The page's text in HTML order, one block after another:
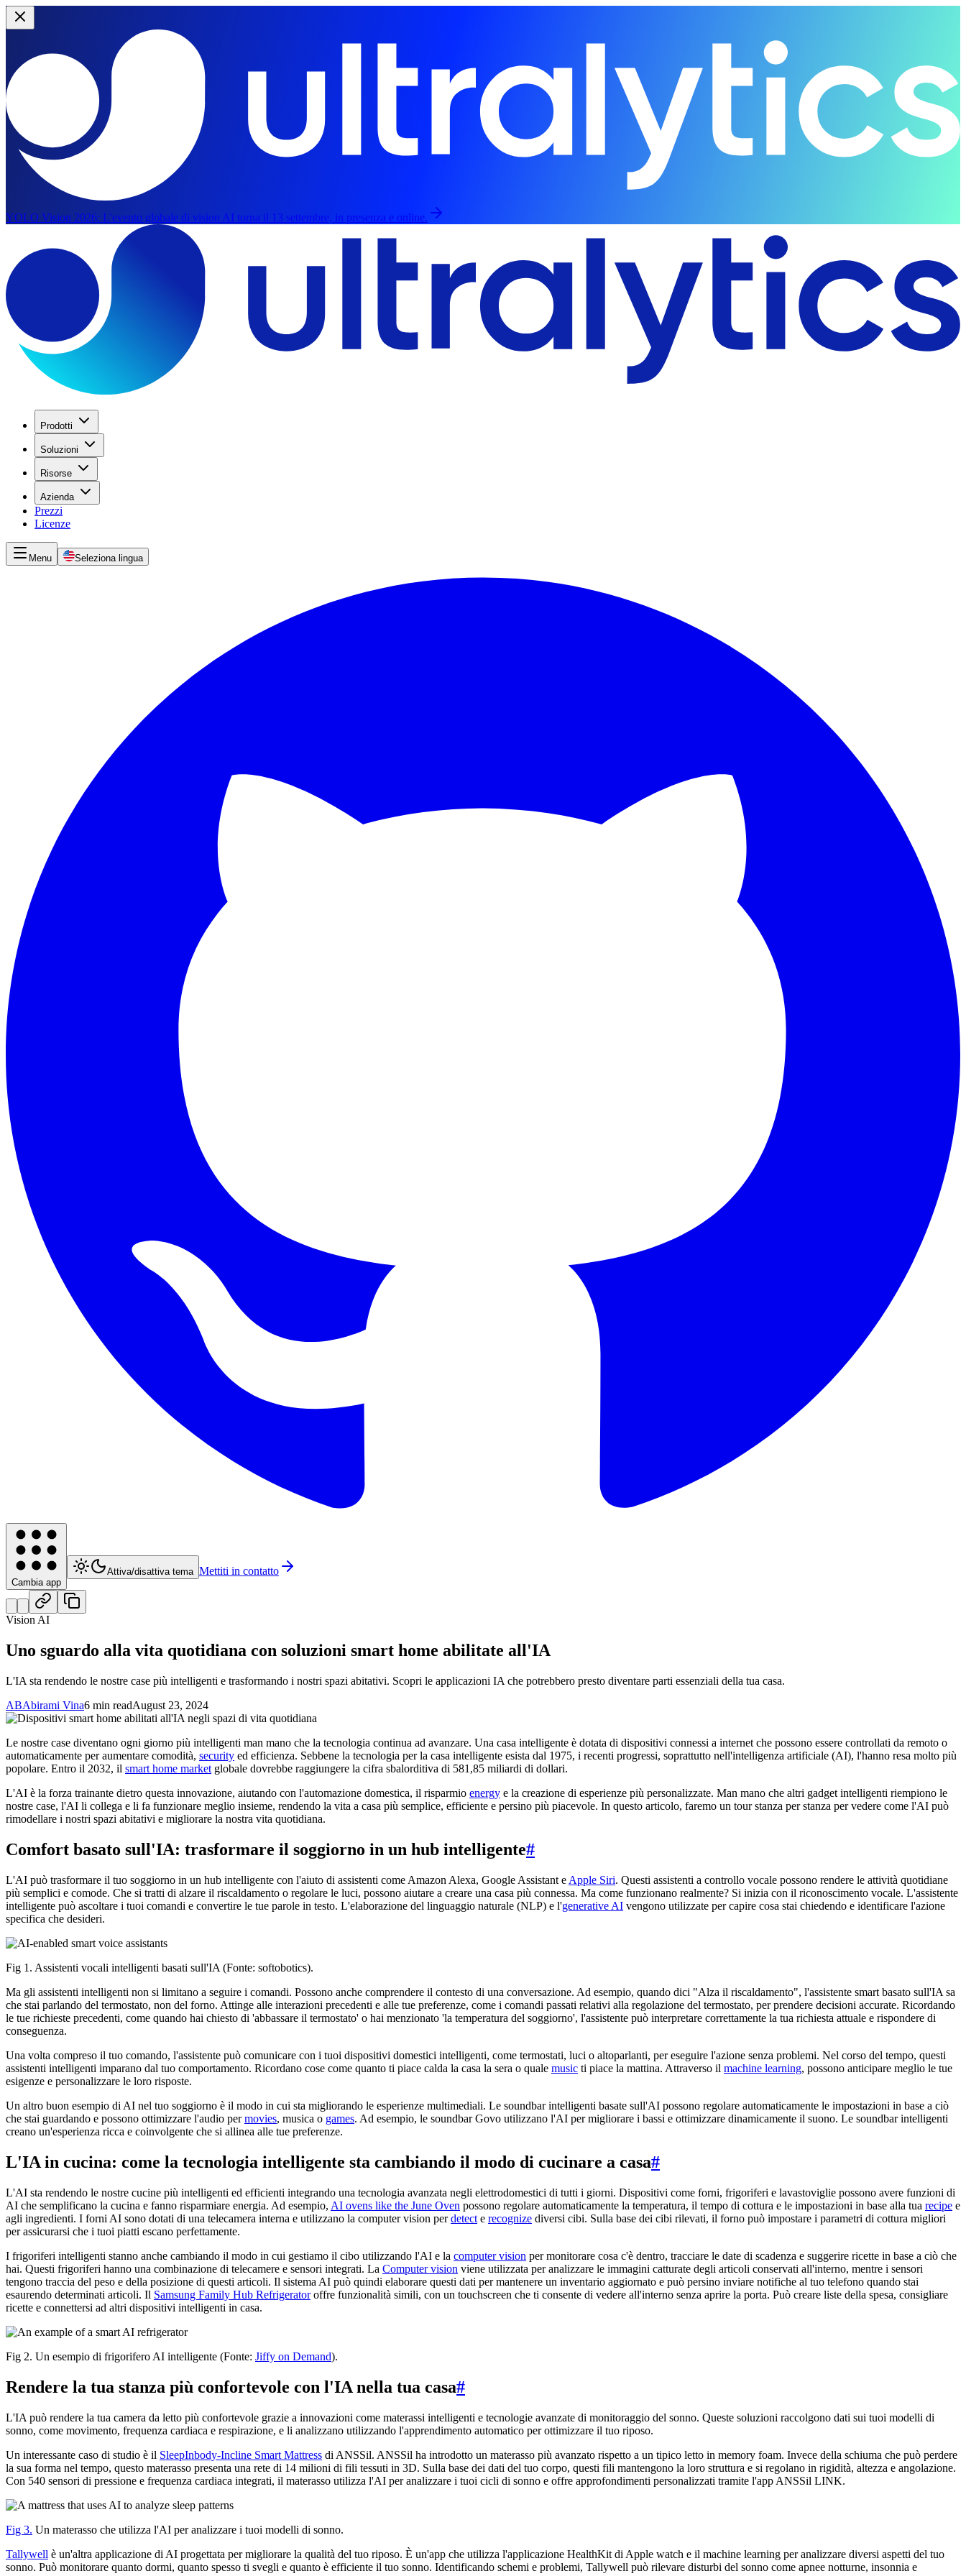
YOLO Vision 2026: L'evento globale di vision AI torna il 13 settembre, in presenza e online.
Prodotti
Soluzioni
Risorse
Azienda
Prezzi
Licenze
Menu Seleziona lingua
Cambia app
Attiva/disattiva tema Mettiti in contatto
Vision AI
Uno sguardo alla vita quotidiana con soluzioni smart home abilitate all'IA
L'IA sta rendendo le nostre case più intelligenti e trasformando i nostri spazi abitativi. Scopri le applicazioni IA che potrebbero presto diventare parti essenziali della tua casa.
ABAbirami Vina6 min readAugust 23, 2024
Le nostre case diventano ogni giorno più intelligenti man mano che la tecnologia continua ad avanzare. Una casa intelligente è dotata di dispositivi connessi a internet che possono essere controllati da remoto o
automaticamente per aumentare comodità, security ed efficienza. Sebbene la tecnologia per la casa intelligente esista dal 1975, i recenti progressi, soprattutto nell'intelligenza artificiale (AI), l'hanno resa molto più
popolare. Entro il 2032, il smart home market globale dovrebbe raggiungere la cifra sbalorditiva di 581,85 miliardi di dollari.
L'AI è la forza trainante dietro questa innovazione, aiutando con l'automazione domestica, il risparmio energy e la creazione di esperienze più personalizzate. Man mano che altri gadget intelligenti riempiono le
nostre case, l'AI li collega e li fa funzionare meglio insieme, rendendo la vita a casa più semplice, efficiente e persino più piacevole. In questo articolo, faremo un tour stanza per stanza per vedere come l'AI può
rimodellare i nostri spazi abitativi e migliorare la nostra vita quotidiana.
Comfort basato sull'IA: trasformare il soggiorno in un hub intelligente#
L'AI può trasformare il tuo soggiorno in un hub intelligente con l'aiuto di assistenti come Amazon Alexa, Google Assistant e Apple Siri. Questi assistenti a controllo vocale possono rendere le attività quotidiane
più semplici e comode. Che si tratti di alzare il riscaldamento o regolare le luci, possono aiutare a creare una casa più connessa. Ma come funzionano realmente? Si inizia con il riconoscimento vocale. L'assistente
intelligente può ascoltare i tuoi comandi e convertire le tue parole in testo. L'elaborazione del linguaggio naturale (NLP) e l'generative AI vengono utilizzate per capire cosa stai chiedendo e identificare l'azione
specifica che desideri.
Fig 1. Assistenti vocali intelligenti basati sull'IA (Fonte: softobotics).
Ma gli assistenti intelligenti non si limitano a seguire i comandi. Possono anche comprendere il contesto di una conversazione. Ad esempio, quando dici "Alza il riscaldamento", l'assistente smart basato sull'IA sa
che stai parlando del termostato, non del forno. Attinge alle interazioni precedenti e alle tue preferenze, come i comandi passati relativi alla regolazione del termostato, per prendere decisioni accurate. Ricordando
le tue richieste precedenti, come quando hai chiesto di 'abbassare il termostato' o hai menzionato 'la temperatura del soggiorno', l'assistente può interpretare correttamente la tua richiesta attuale e rispondere di
conseguenza.
Una volta compreso il tuo comando, l'assistente può comunicare con i tuoi dispositivi domestici intelligenti, come termostati, luci o altoparlanti, per eseguire l'azione senza problemi. Nel corso del tempo, questi
assistenti intelligenti imparano dal tuo comportamento. Ricordano cose come quanto ti piace calda la casa la sera o quale music ti piace la mattina. Attraverso il machine learning, possono anticipare meglio le tue
esigenze e personalizzare le loro risposte.
Un altro buon esempio di AI nel tuo soggiorno è il modo in cui sta migliorando le esperienze multimediali. Le soundbar intelligenti basate sull'AI possono regolare automaticamente le impostazioni in base a ciò
che stai guardando e possono ottimizzare l'audio permovies, musica o games. Ad esempio, le soundbar Govo utilizzano l'AI per migliorare i bassi e ottimizzare dinamicamente il suono. Le soundbar intelligenti
creano un'esperienza ricca e coinvolgente che si allinea alle tue preferenze.
L'IA in cucina: come la tecnologia intelligente sta cambiando il modo di cucinare a casa#
L'AI sta rendendo le nostre cucine più intelligenti ed efficienti integrando una tecnologia avanzata negli elettrodomestici di tutti i giorni. Dispositivi come forni, frigoriferi e lavastoviglie possono avere funzioni di
AI che semplificano la cucina e fanno risparmiare energia. Ad esempio, AI ovens like the June Oven possono regolare automaticamente la temperatura, il tempo di cottura e le impostazioni in base alla tua recipe e
agli ingredienti. I forni AI sono dotati di una telecamera interna e utilizzano la computer vision perdetect e recognize diversi cibi. Sulla base dei cibi rilevati, il forno può impostare i parametri di cottura migliori
per assicurarsi che i tuoi piatti escano perfettamente.
I frigoriferi intelligenti stanno anche cambiando il modo in cui gestiamo il cibo utilizzando l'AI e la computer vision per monitorare cosa c'è dentro, tracciare le date di scadenza e suggerire ricette in base a ciò che
hai. Questi frigoriferi hanno una combinazione di telecamere e sensori integrati. La Computer vision viene utilizzata per analizzare le immagini catturate degli articoli conservati all'interno, mentre i sensori
tengono traccia del peso e della posizione di questi articoli. Il sistema AI può quindi elaborare questi dati per mantenere un inventario aggiornato e può persino inviare notifiche al tuo telefono quando stai
esaurendo determinati articoli. Il Samsung Family Hub Refrigeratoroffre funzionalità simili, con un touchscreen che ti consente di vedere all'interno senza aprire la porta. Può creare liste della spesa, consigliare
ricette e connettersi ad altri dispositivi intelligenti in casa.
Fig 2. Un esempio di frigorifero AI intelligente (Fonte: Jiffy on Demand).
Rendere la tua stanza più confortevole con l'IA nella tua casa#
L'IA può rendere la tua camera da letto più confortevole grazie a innovazioni come materassi intelligenti e tecnologie avanzate di monitoraggio del sonno. Queste soluzioni raccolgono dati sui tuoi modelli di
sonno, come movimento, frequenza cardiaca e respirazione, e li analizzano utilizzando l'apprendimento automatico per ottimizzare il tuo riposo.
Un interessante caso di studio è il SleepInbody-Incline Smart Mattress di ANSSil. ANSSil ha introdotto un materasso più avanzato rispetto a un tipico letto in memory foam. Invece della schiuma che può perdere
la sua forma nel tempo, questo materasso presenta una rete di 14 milioni di fili tessuti in 3D. Sulla base dei dati del tuo corpo, questi fili mantengono la loro struttura e si regolano in rigidità, altezza e angolazione.
Con 540 sensori di pressione e frequenza cardiaca integrati, il materasso utilizza l'AI per analizzare i tuoi cicli di sonno e offre approfondimenti personalizzati tramite l'app ANSSil LINK.
Fig 3. Un materasso che utilizza l'AI per analizzare i tuoi modelli di sonno.
Tallywell è un'altra applicazione di AI progettata per migliorare la qualità del tuo riposo. È un'app che utilizza l'applicazione HealthKit di Apple watch e il machine learning per analizzare diversi aspetti del tuo
sonno. Può monitorare quanto dormi, quanto spesso ti svegli e quanto è efficiente il tuo sonno. Identificando schemi e problemi, Tallywell può rilevare disturbi del sonno come apnee notturne, insonnia e